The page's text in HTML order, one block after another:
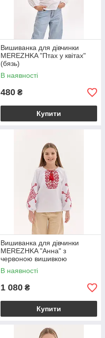
Вишиванка для дівчинки
MEREZHKA "Птах у квітах"
(бязь)
В наявності
480 ₴
Купити
Вишиванка для дівчинки
MEREZHKA "Анна" з
червоною вишивкою
В наявності
1 080 ₴
Купити